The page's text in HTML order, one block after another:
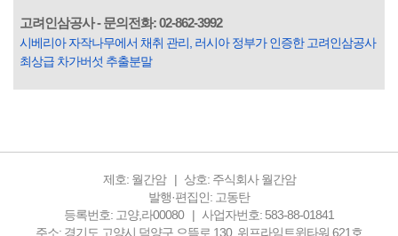
고려인삼공사 - 문의전화: 02-862-3992
시베리아 자작나무에서 채취 관리, 러시아 정부가 인증한 고려인삼공사
최상급 차가버섯 추출분말
제호: 월간암
상호: 주식회사 월간암
발행·편집인: 고동탄
등록번호: 고양,라00080
사업자번호: 583-88-01841
주소: 경기도 고양시 덕양구 으뜸로 130, 위프라임트윈타워 621호